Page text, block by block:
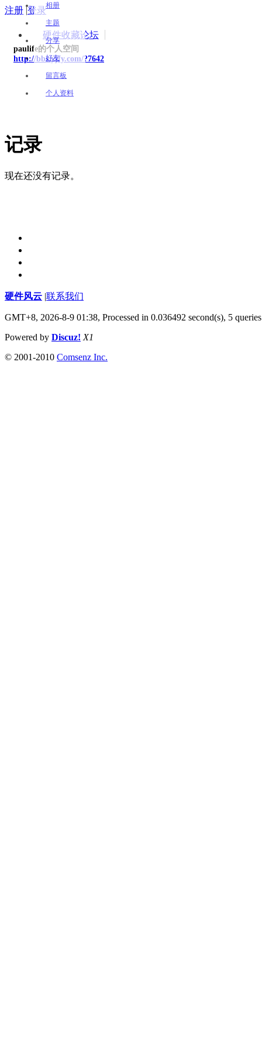
注册 |登录
硬件收藏论坛
paulife的个人空间
http://bbs.yjfy.com/?7642
相册
主题
分享
好友
留言板
个人资料
记录
现在还没有记录。
硬件风云 联系我们
GMT+8, 2026-8-9 01:38, Processed in 0.036492 second(s), 5 queries
Powered by Discuz! X1
© 2001-2010 Comsenz Inc.